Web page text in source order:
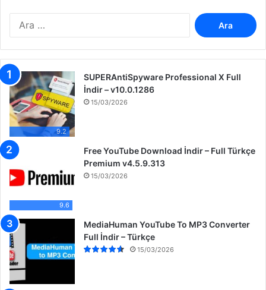
:
9.2
SUPERAntiSpyware Professional X Full
İndir – v10.0.1286
15/03/2026
9.6
Free YouTube Download İndir – Full Türkçe
Premium v4.5.9.313
15/03/2026
MediaHuman YouTube To MP3 Converter
Full İndir – Türkçe
15/03/2026